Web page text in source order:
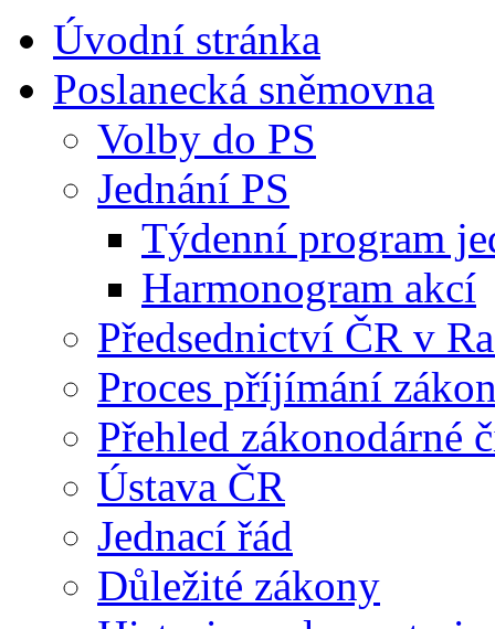
Úvodní stránka
Poslanecká sněmovna
Volby do PS
Jednání PS
Týdenní program
Harmonogram akcí
Předsednictví ČR v
Proces příjímání
Přehled zákonodárné
Ústava ČR
Jednací řád
Důležité zákony